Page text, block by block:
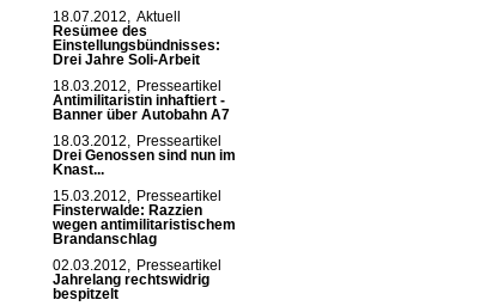
18.07.2012,
Aktuell
Resümee des
Einstellungsbündnisses:
Drei Jahre Soli-Arbeit
18.03.2012,
Presseartikel
Antimilitaristin inhaftiert -
Banner über Autobahn A7
18.03.2012,
Presseartikel
Drei Genossen sind nun im
Knast...
15.03.2012,
Presseartikel
Finsterwalde: Razzien
wegen antimilitaristischem
Brandanschlag
02.03.2012,
Presseartikel
Jahrelang rechtswidrig
bespitzelt